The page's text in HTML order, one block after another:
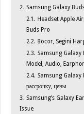
2. Samsung Galaxy
2.1. Headset Apple
Buds Pro
2.2. Bocor, Segini
2.3. Samsung Galaxy
Model, Audio,
2.4. Samsung Galaxy
рассрочку, цены
3. Samsung’s Galaxy
Issue